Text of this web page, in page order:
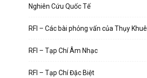
Nghiên Cứu Quốc Tế
RFI – Các bài phỏng vấn của Thụy Khuê
RFI – Tạp Chí Âm Nhạc
RFI – Tạp Chí Đặc Biệt